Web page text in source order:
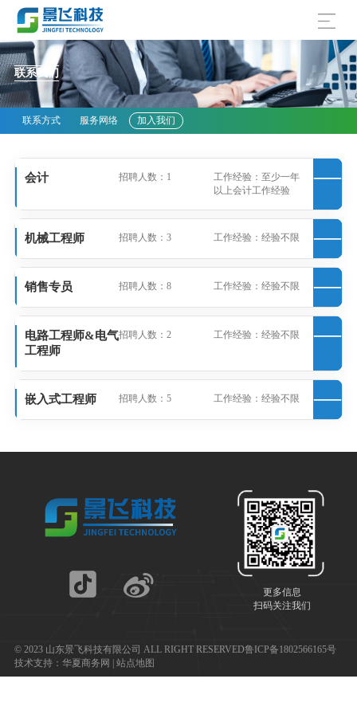
联系我们
联系方式 服务网络 加入我们
会计 招聘人数：1
工作经验：至少一年
以上会计工作经验
机械工程师 招聘人数：3 工作经验：经验不限
销售专员 招聘人数：8 工作经验：经验不限
电路工程师&电气
工程师
招聘人数：2 工作经验：经验不限
嵌入式工程师 招聘人数：5 工作经验：经验不限
更多信息
扫码关注我们
© 2023 山东景飞科技有限公司 ALL RIGHT RESERVED鲁ICP备1802566165号
技术支持： 华夏商务网 | 站点地图